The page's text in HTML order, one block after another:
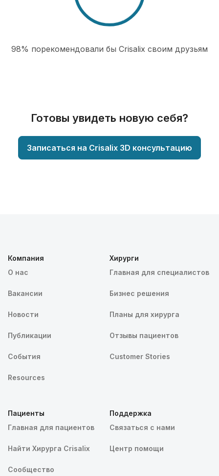
98% порекомендовали бы Сrisalix cвоим друзьям
Готовы увидеть новую себя?
Записаться на Crisalix 3D консультацию
Компания
О нас
Вакансии
Новости
Публикации
События
Resources
Хирурги
Главная для специалистов
Бизнес решения
Планы для хирурга
Отзывы пациентов
Customer Stories
Пациенты
Главная для пациентов
Найти Хирурга Crisalix
Сообщество
Поддержка
Связаться с нами
Центр помощи